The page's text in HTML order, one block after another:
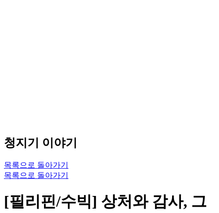
청지기 이야기
목록으로 돌아가기
목록으로 돌아가기
[필리핀/수빅] 상처와 감사, 그